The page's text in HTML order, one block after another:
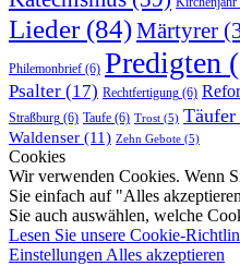
Lieder(84)Märtyrer
Philemonbrief (6) Predigten
Psalter (17) Rechtfertigung (6)
Straßburg (6) Taufe (6) Trost (5) Täufer
Waldenser (11) Zehn Gebote (5)
Cookies
Wir verwenden Cookies. Wenn
Sie einfach auf "Alles
Sie auch auswählen, welche
Lesen Sie unsere Cookie-
Einstellungen Alles akzeptieren